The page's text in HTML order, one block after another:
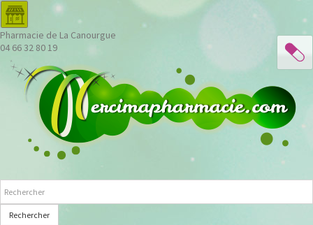
Pharmacie de La Canourgue
04 66 32 80 19
Rechercher